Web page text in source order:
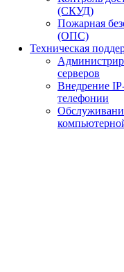
(СКУД)
Пожарная
(ОПС)
Техническая
серверов
Внедрение
телефонии